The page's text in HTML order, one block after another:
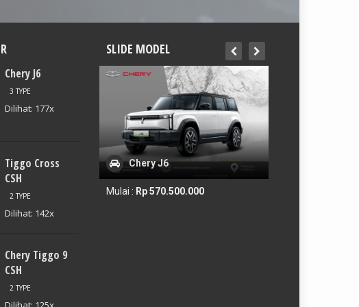
Chery J6
3 TYPE
Dilihat: 177x
Tiggo Cross
CSH
2 TYPE
Dilihat: 142x
Chery Tiggo 9
CSH
2 TYPE
SLIDE MODEL
Chery J6
Mulai : Rp 570.500.000